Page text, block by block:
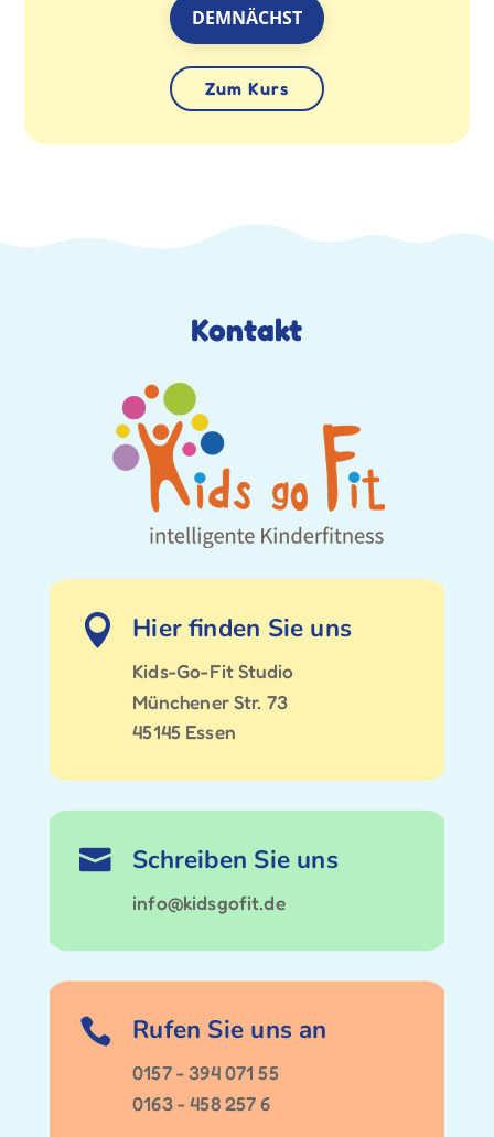
DEMNÄCHST
Zum Kurs
Kontakt
 Hier finden Sie uns
Kids-Go-Fit Studio
Münchener Str. 73
45145 Essen
 Schreiben Sie uns
info@kidsgofit.de
 Rufen Sie uns an
0157 - 394 071 55
0163 - 458 257 6